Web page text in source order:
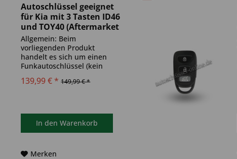
Autoschlüssel geeignet
für Kia mit 3 Tasten ID46
und TOY40 (Aftermarket
Produkt)
Allgemein: Beim
vorliegenden Produkt
handelt es sich um einen
Funkautoschlüssel (kein
Wegfahrsperre
verbaut. Bitte achte darauf,
dass der Autoschlüssel
139,99 € * 149,99 € *
In den Warenkorb
Merken